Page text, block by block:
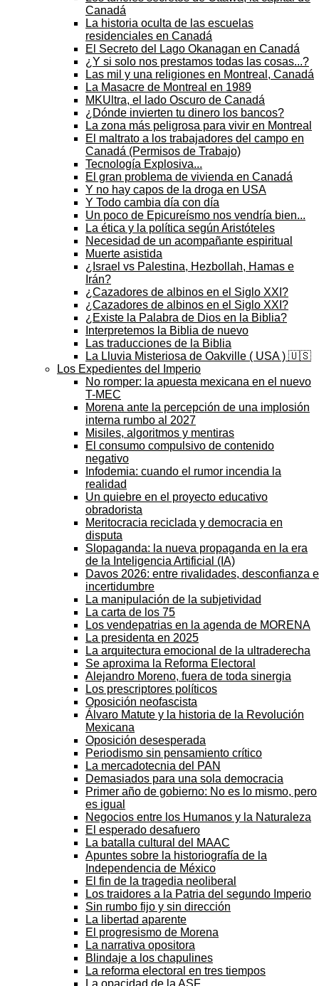
Canadá
La historia oculta de las escuelas
residenciales en Canadá
El Secreto del Lago Okanagan en Canadá
¿Y si solo nos prestamos todas las cosas...?
Las mil y una religiones en Montreal, Canadá
La Masacre de Montreal en 1989
MKUltra, el lado Oscuro de Canadá
¿Dónde invierten tu dinero los bancos?
La zona más peligrosa para vivir en Montreal
El maltrato a los trabajadores del campo en
Canadá (Permisos de Trabajo)
Tecnología Explosiva...
El gran problema de vivienda en Canadá
Y no hay capos de la droga en USA
Y Todo cambia día con día
Un poco de Epicureísmo nos vendría bien...
La ética y la política según Aristóteles
Necesidad de un acompañante espiritual
Muerte asistida
¿Israel vs Palestina, Hezbollah, Hamas e
Irán?
¿Cazadores de albinos en el Siglo XXI?
¿Cazadores de albinos en el Siglo XXI?
¿Existe la Palabra de Dios en la Biblia?
Interpretemos la Biblia de nuevo
Las traducciones de la Biblia
La Lluvia Misteriosa de Oakville ( USA ) 🇺🇸
Los Expedientes del Imperio
No romper: la apuesta mexicana en el nuevo
T-MEC
Morena ante la percepción de una implosión
interna rumbo al 2027
Misiles, algoritmos y mentiras
El consumo compulsivo de contenido
negativo
Infodemia: cuando el rumor incendia la
realidad
Un quiebre en el proyecto educativo
obradorista
Meritocracia reciclada y democracia en
disputa
Slopaganda: la nueva propaganda en la era
de la Inteligencia Artificial (IA)
Davos 2026: entre rivalidades, desconfianza e
incertidumbre
La manipulación de la subjetividad
La carta de los 75
Los vendepatrias en la agenda de MORENA
La presidenta en 2025
La arquitectura emocional de la ultraderecha
Se aproxima la Reforma Electoral
Alejandro Moreno, fuera de toda sinergia
Los prescriptores políticos
Oposición neofascista
Álvaro Matute y la historia de la Revolución
Mexicana
Oposición desesperada
Periodismo sin pensamiento crítico
La mercadotecnia del PAN
Demasiados para una sola democracia
Primer año de gobierno: No es lo mismo, pero
es igual
Negocios entre los Humanos y la Naturaleza
El esperado desafuero
La batalla cultural del MAAC
Apuntes sobre la historiografía de la
Independencia de México
El fin de la tragedia neoliberal
Los traidores a la Patria del segundo Imperio
Sin rumbo fijo y sin dirección
La libertad aparente
El progresismo de Morena
La narrativa opositora
Blindaje a los chapulines
La reforma electoral en tres tiempos
La opacidad de la ASF